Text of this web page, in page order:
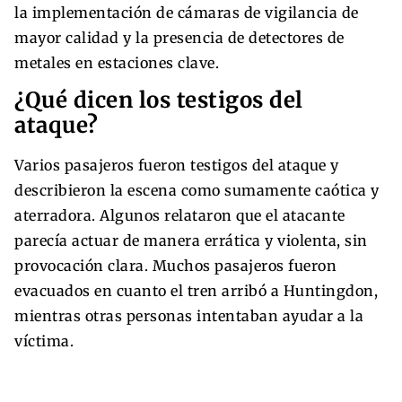
la implementación de cámaras de vigilancia de
mayor calidad y la presencia de detectores de
metales en estaciones clave.
¿Qué dicen los testigos del
ataque?
Varios pasajeros fueron testigos del ataque y
describieron la escena como sumamente caótica y
aterradora. Algunos relataron que el atacante
parecía actuar de manera errática y violenta, sin
provocación clara. Muchos pasajeros fueron
evacuados en cuanto el tren arribó a Huntingdon,
mientras otras personas intentaban ayudar a la
víctima.